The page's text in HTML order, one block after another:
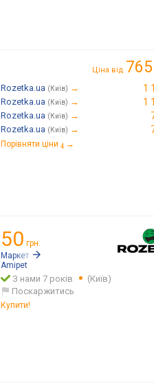
Ціна від
Rozetka.ua (Київ) → 1
Rozetka.ua (Київ) → 1
Rozetka.ua (Київ) →
Rozetka.ua (Київ) →
Порівняти ціни 4 →
50 грн.
Маркетплейс:
Amipet
З нами 7 років
(Київ)
Поскаржитись
Купити!